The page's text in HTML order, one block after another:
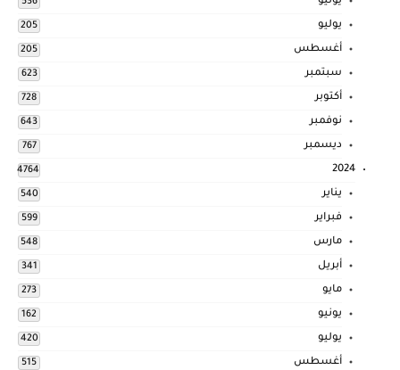
536
يوليو 205
أغسطس 205
سبتمبر 623
أكتوبر 728
نوفمبر 643
ديسمبر 767
2024
4764
يناير 540
فبراير 599
مارس 548
أبريل 341
مايو 273
يونيو 162
يوليو 420
أغسطس 515